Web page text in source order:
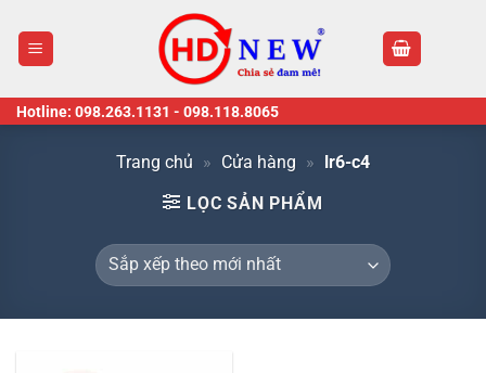
content
Hotline: 098.263.1131 - 098.118.8065
Trang chủ » Cửa hàng » lr6-c4
LỌC SẢN PHẨM